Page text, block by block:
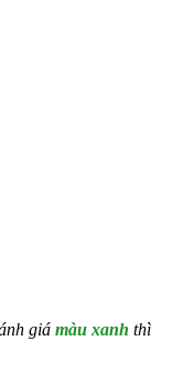
giá màu xanh thì